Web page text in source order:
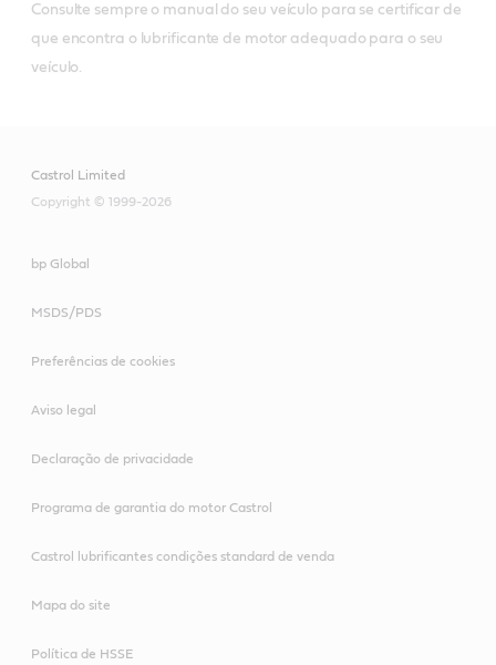
Consulte sempre o manual do seu veículo para se certificar de
que encontra o lubrificante de motor adequado para o seu
veículo.
Castrol Limited
Copyright © 1999-2026
bp Global
MSDS/PDS
Preferências de cookies
Aviso legal
Declaração de privacidade
Programa de garantia do motor Castrol
Castrol lubrificantes condições standard de venda
Mapa do site
Política de HSSE